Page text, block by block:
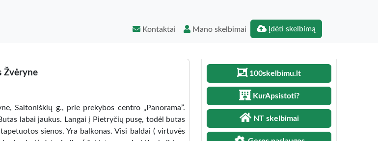
Kontaktai Mano skelbimai Įdėti skelbimą
Žvėryne
Saltoniškių g., prie prekybos centro „Panorama”.
labai jaukus. Langai į Pietryčių pusę, todėl butas
sienos. Yra balkonas. Visi baldai ( virtuvės
100skelbimu.lt
KurApsistoti?
NT skelbimai